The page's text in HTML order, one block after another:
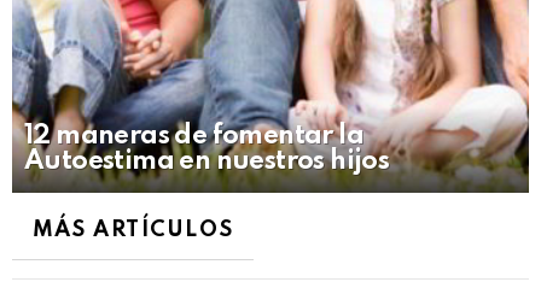
12 maneras de fomentar la
Autoestima en nuestros hijos
MÁS ARTÍCULOS